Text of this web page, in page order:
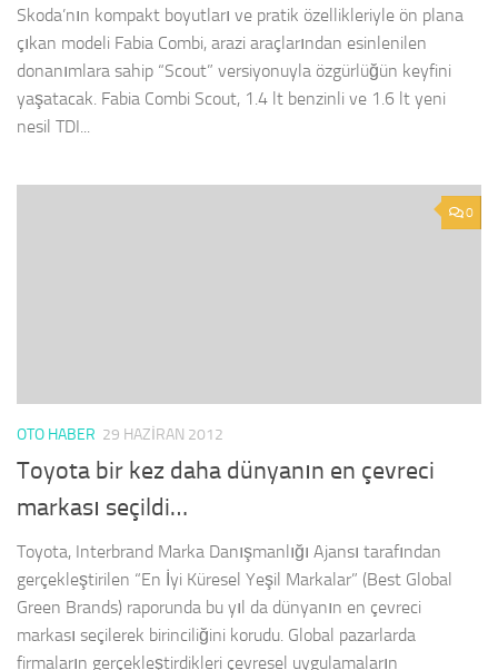
Skoda’nın kompakt boyutları ve pratik özellikleriyle ön plana
çıkan modeli Fabia Combi, arazi araçlarından esinlenilen
donanımlara sahip “Scout” versiyonuyla özgürlüğün keyfini
yaşatacak. Fabia Combi Scout, 1.4 lt benzinli ve 1.6 lt yeni
nesil TDI...
0
OTO HABER 29 HAZIRAN 2012
Toyota bir kez daha dünyanın en çevreci
markası seçildi…
Toyota, Interbrand Marka Danışmanlığı Ajansı tarafından
gerçekleştirilen “En İyi Küresel Yeşil Markalar” (Best Global
Green Brands) raporunda bu yıl da dünyanın en çevreci
markası seçilerek birinciliğini korudu. Global pazarlarda
firmaların gerçekleştirdikleri çevresel uygulamaların